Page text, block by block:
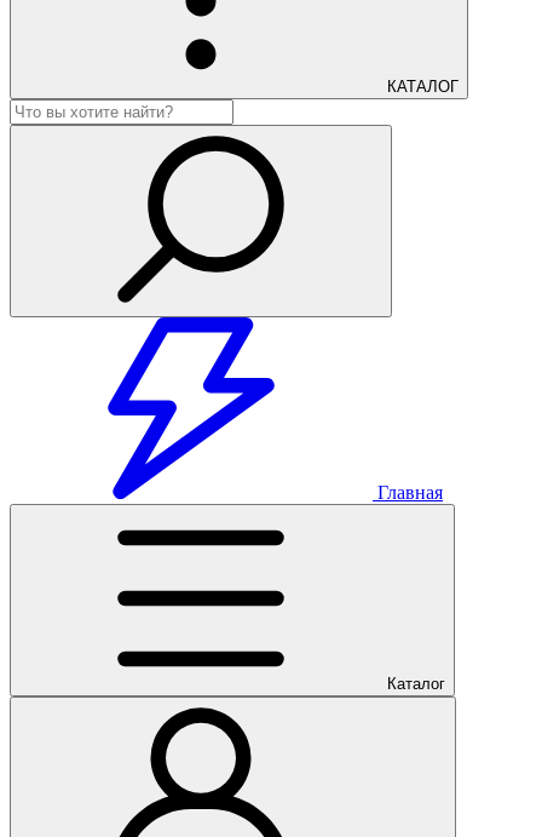
КАТАЛОГ
Главная
Каталог